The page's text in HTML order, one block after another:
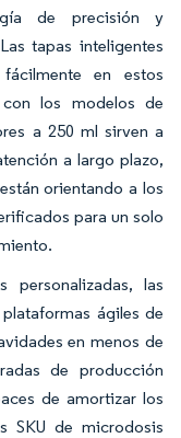
de precisión y
tapas inteligentes
en estos
con los modelos de
a 250 ml sirven a
a largo plazo,
orientando a los
para un solo
las
ágiles de
en menos de
de producción
de amortizar los
SKU de microdosis